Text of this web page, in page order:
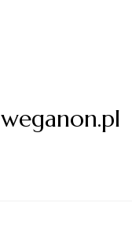
weganon.pl